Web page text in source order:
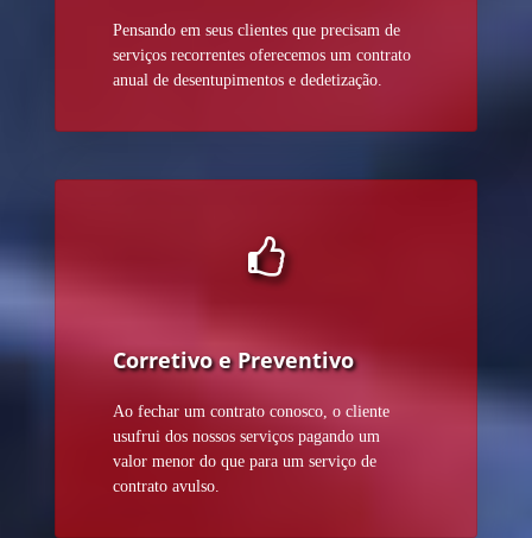
Pensando em seus clientes que precisam de
serviços recorrentes oferecemos um contrato
anual de desentupimentos e dedetização.
Corretivo e Preventivo
Ao fechar um contrato conosco, o cliente
usufrui dos nossos serviços pagando um
valor menor do que para um serviço de
contrato avulso.